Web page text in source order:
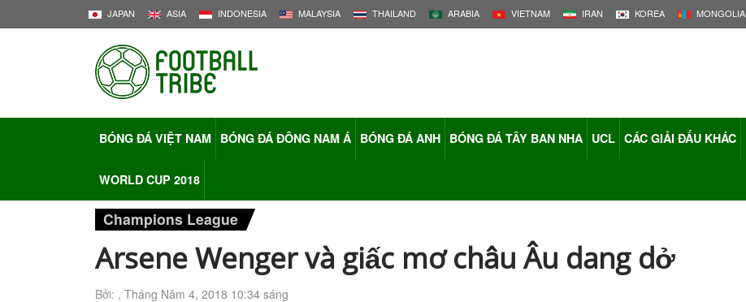
JAPAN ASIA INDONESIA MALAYSIA THAILAND ARABIA VIETNAM IRAN KOREA MONGOLIA
BÓNG ĐÁ VIỆT NAM BÓNG ĐÁ ĐÔNG NAM Á BÓNG ĐÁ ANH BÓNG ĐÁ TÂY BAN NHA UCL CÁC GIẢI ĐẤU KHÁC
WORLD CUP 2018
Champions League
Arsene Wenger và giấc mơ châu Âu dang dở
Bởi: , Tháng Năm 4, 2018 10:34 sáng